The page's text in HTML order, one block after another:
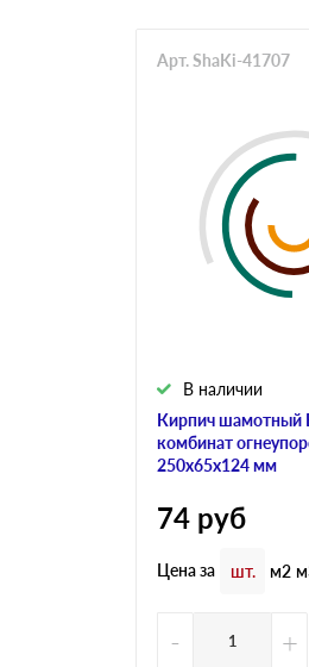
Кирпич шамотный
комбинат
250х65х124 мм
В наличии
Арт. ShaKi-41707
74 руб
Цена за шт. м2
- +